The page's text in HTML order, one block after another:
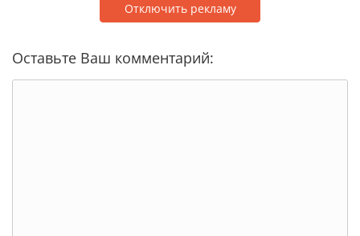
Отключить рекламу
Оставьте Ваш комментарий: